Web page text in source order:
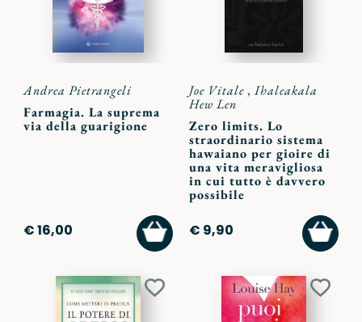
Andrea Pietrangeli
Farmagia. La suprema
via della guarigione
€ 16,00
AGGIUNGI
AL
CARRELLO
Joe Vitale, Ihaleakala
Hew Len
Zero limits. Lo
straordinario sistema
hawaiano per gioire di
una vita meravigliosa
in cui tutto è davvero
possibile
€ 9,90
AL
Aggiungi